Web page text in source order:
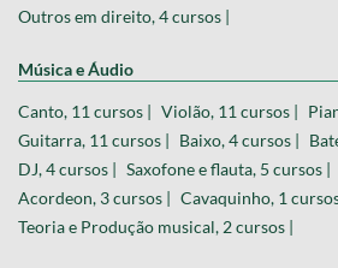
Outros em direito, 4 cursos |
Música e Áudio
Canto, 11 cursos | Violão, 11 cursos |
Guitarra, 11 cursos |
Baixo, 4 cursos |
DJ, 4 cursos |
Saxofone e flauta, 5 cursos |
Acordeon, 3 cursos |
Cavaquinho, 1 cursos
Teoria e Produção musical, 2 cursos |